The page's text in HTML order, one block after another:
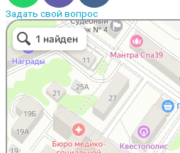
Задать свой вопрос
Вышивальная компания
Услуги вышивки в Калининграде